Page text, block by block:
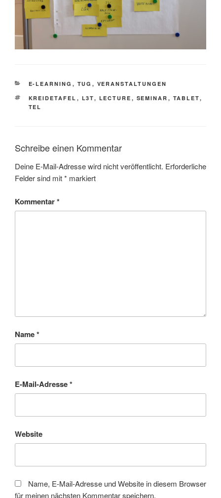
KATEGORIEN
E-LEARNING , TUG , VERANSTALTUNGEN
SCHLAGWÖRTER
KREIDETAFEL , L3T, LECTURE , SEMINAR , TABLET,
TEL
Schreibe einen Kommentar
Deine E-Mail-Adresse wird nicht veröffentlicht. Erforderliche
Felder sind mit* markiert
Kommentar*
Name*
E-Mail-Adresse*
Website
Name, E-Mail-Adresse und Website in diesem Browser
für meinen nächsten Kommentar speichern.